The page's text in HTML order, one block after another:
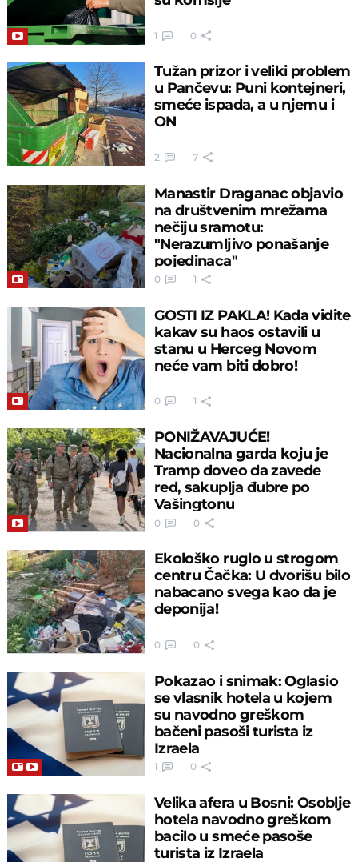
1 0
Tužan prizor i veliki problem
u Pančevu: Puni kontejneri,
smeće ispada, a u njemu i
ON
2 7
Manastir Draganac objavio
na društvenim mrežama
nečiju sramotu:
"Nerazumljivo ponašanje
pojedinaca"
0 1
GOSTI IZ PAKLA! Kada vidite
kakav su haos ostavili u
stanu u Herceg Novom
neće vam biti dobro!
0 1
PONIŽAVAJUĆE!
Nacionalna garda koju je
Tramp doveo da zavede
red, sakuplja đubre po
Vašingtonu
0 0
Ekološko ruglo u strogom
centru Čačka: U dvorišu bilo
nabacano svega kao da je
deponija!
0 0
Pokazao i snimak: Oglasio
se vlasnik hotela u kojem
su navodno greškom
bačeni pasoši turista iz
Izraela
1 0
Velika afera u Bosni: Osoblje
hotela navodno greškom
bacilo u smeće pasoše
turista iz Izraela